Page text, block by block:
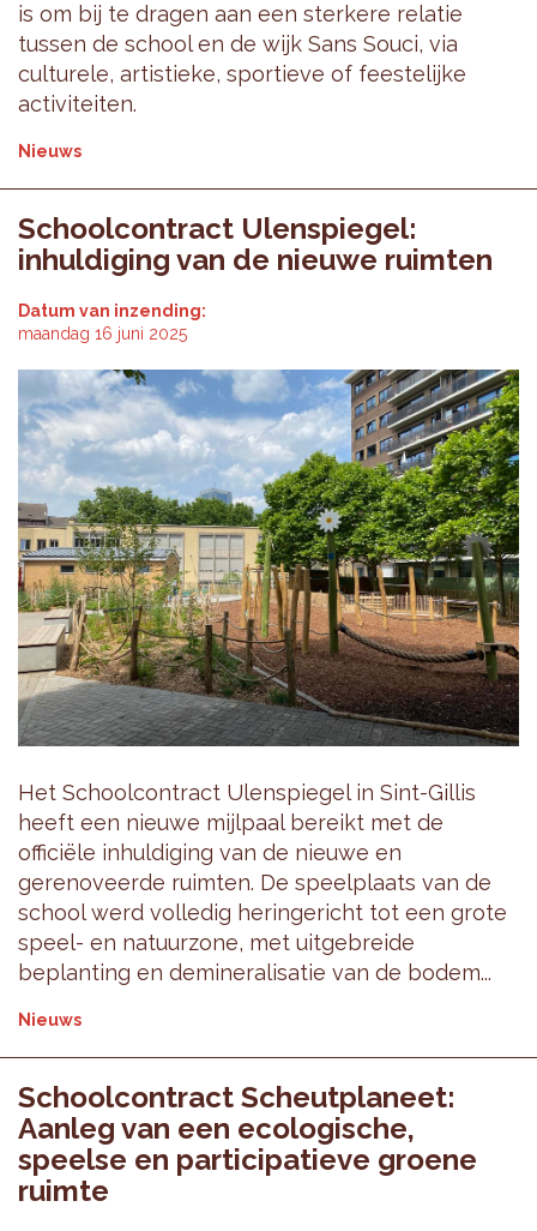
is om bij te dragen aan een sterkere relatie
tussen de school en de wijk Sans Souci, via
culturele, artistieke, sportieve of feestelijke
activiteiten.
Nieuws
Schoolcontract Ulenspiegel:
inhuldiging van de nieuwe ruimten
Datum van inzending:
maandag 16 juni 2025
Het Schoolcontract Ulenspiegel in Sint-Gillis
heeft een nieuwe mijlpaal bereikt met de
officiële inhuldiging van de nieuwe en
gerenoveerde ruimten. De speelplaats van de
school werd volledig heringericht tot een grote
speel- en natuurzone, met uitgebreide
beplanting en demineralisatie van de bodem...
Nieuws
Schoolcontract Scheutplaneet:
Aanleg van een ecologische,
speelse en participatieve groene
ruimte